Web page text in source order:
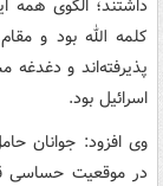
داشتند؛ الگوی همه
کلمه الله بود و
پذیرفته‌اند و
اسرائیل بود.
وی افزود: جوانان
در موقعیت حساسی